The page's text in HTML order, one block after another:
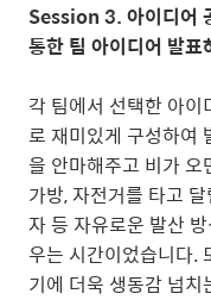
Session 3. 아이디어
통한 팀 아이디어 발표
각 팀에서 선택한 아
로 재미있게 구성하여
을 안마해주고 비가
가방, 자전거를 타고
자 등 자유로운 발산
우는 시간이었습니다.
기에 더욱 생동감 넘